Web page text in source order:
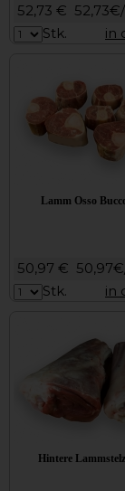
52,73 €
Stk.
in
Lamm Osso
50,97 €
Stk.
in
Hintere